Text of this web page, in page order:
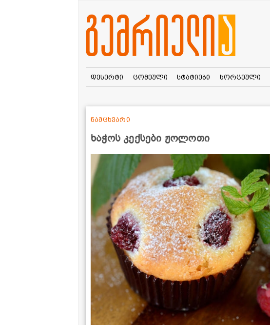
დესერტი ცომეული სტატიები ხორცეული
ხაჭოს კექსები ჟოლოთი
ნამცხვარი